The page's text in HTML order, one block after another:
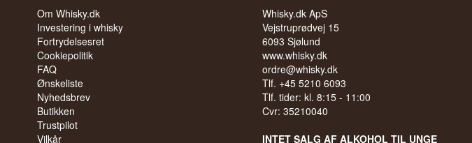
Om Whisky.dk
Investering i whisky
Fortrydelsesret
Cookiepolitik
FAQ
Ønskeliste
Nyhedsbrev
Butikken
Trustpilot
Vilkår
Whisky.dk ApS
Vejstruprødvej 15
6093 Sjølund
www.whisky.dk
ordre@whisky.dk
Tlf. +45 5210 6093
Tlf. tider: kl. 8:15 - 11:00
Cvr: 35210040
INTET SALG AF ALKOHOL TIL UNGE